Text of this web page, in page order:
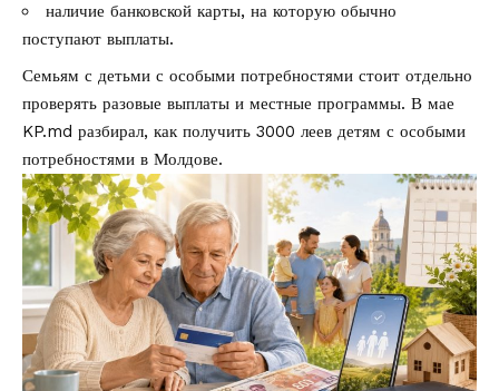
наличие банковской карты, на которую обычно
поступают выплаты.
Семьям с детьми с особыми потребностями стоит отдельно
проверять разовые выплаты и местные программы. В мае
KP.md разбирал, как получить 3000 леев детям с особыми
потребностями в Молдове.